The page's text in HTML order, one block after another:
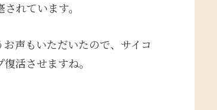
れています。
声もいただいたので、サイコ
活させますね。